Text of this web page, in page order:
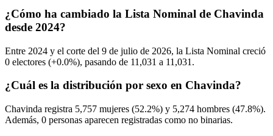
¿Cómo ha cambiado la Lista Nominal de Chavinda
desde 2024?
Entre 2024 y el corte del 9 de julio de 2026, la Lista Nominal creció
0 electores (+0.0%), pasando de 11,031 a 11,031.
¿Cuál es la distribución por sexo en Chavinda?
Chavinda registra 5,757 mujeres (52.2%) y 5,274 hombres (47.8%).
Además, 0 personas aparecen registradas como no binarias.